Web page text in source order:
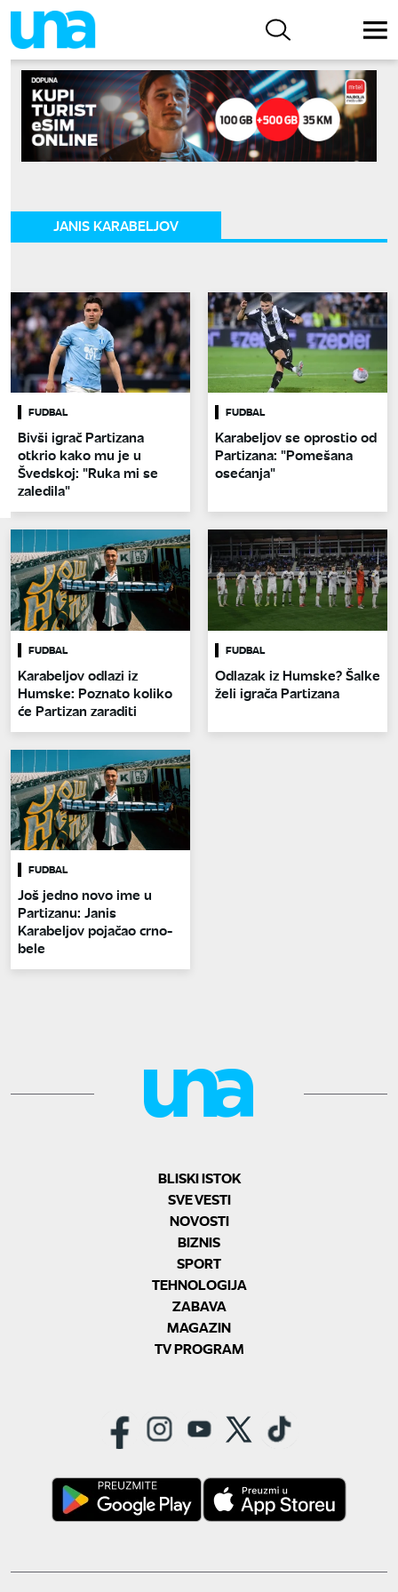
JANIS KARABELJOV
FUDBAL
Bivši igrač Partizana
otkrio kako mu je u
Švedskoj: "Ruka mi se
zaledila"
FUDBAL
Karabeljov se oprostio od
Partizana: "Pomešana
osećanja"
FUDBAL
Karabeljov odlazi iz
Humske: Poznato koliko
će Partizan zaraditi
FUDBAL
Odlazak iz Humske? Šalke
želi igrača Partizana
FUDBAL
Još jedno novo ime u
Partizanu: Janis
Karabeljov pojačao crno-
bele
BLISKI ISTOK
SVE VESTI
NOVOSTI
BIZNIS
SPORT
TEHNOLOGIJA
ZABAVA
MAGAZIN
TV PROGRAM